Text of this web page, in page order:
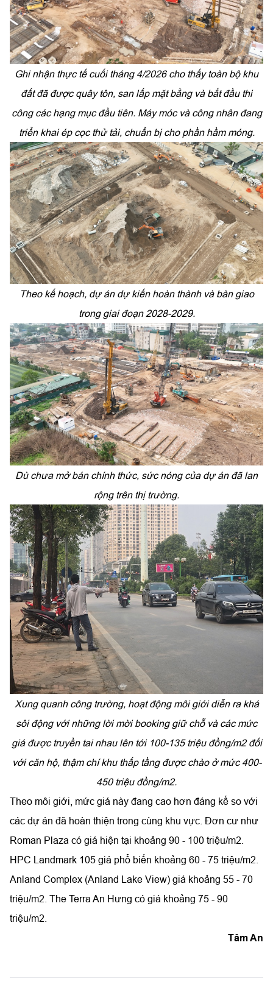
Ghi nhận thực tế cuối tháng 4/2026 cho thấy toàn bộ khu
đất đã được quây tôn, san lấp mặt bằng và bắt đầu thi
công các hạng mục đầu tiên. Máy móc và công nhân đang
triển khai ép cọc thử tải, chuẩn bị cho phần hầm móng.
Theo kế hoạch, dự án dự kiến hoàn thành và bàn giao
trong giai đoạn 2028-2029.
Dù chưa mở bán chính thức, sức nóng của dự án đã lan
rộng trên thị trường.
Xung quanh công trường, hoạt động môi giới diễn ra khá
sôi động với những lời mời booking giữ chỗ và các mức
giá được truyền tai nhau lên tới 100-135 triệu đồng/m2 đối
với căn hộ, thậm chí khu thấp tầng được chào ở mức 400-
450 triệu đồng/m2.
Theo môi giới, mức giá này đang cao hơn đáng kể so với
các dự án đã hoàn thiện trong cùng khu vực. Đơn cư như
Roman Plaza có giá hiện tại khoảng 90 - 100 triệu/m2.
HPC Landmark 105 giá phổ biến khoảng 60 - 75 triệu/m2.
Anland Complex (Anland Lake View) giá khoảng 55 - 70
triệu/m2. The Terra An Hưng có giá khoảng 75 - 90
triệu/m2.
Tâm An